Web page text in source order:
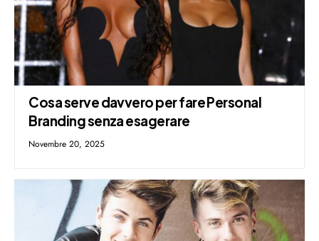
Cosa serve davvero per fare Personal
Branding senza esagerare
Novembre 20, 2025